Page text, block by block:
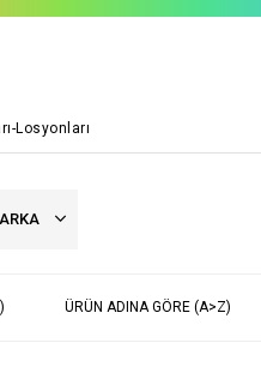
Losyonları
ÜRÜN ADINA GÖRE (A>Z)